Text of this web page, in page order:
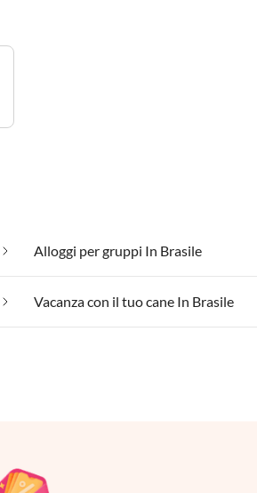
Alloggi per gruppi In Brasile
Vacanza con il tuo cane In Brasile